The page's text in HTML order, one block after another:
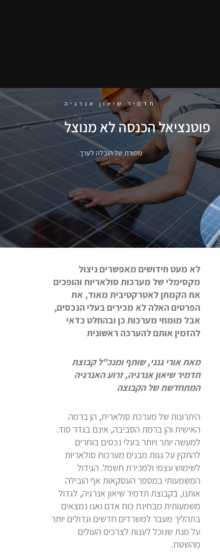
תדמיר שיאון אנרגיה
פוטנציאל הכנסה לא מנוצל
מסורת של הובלה לערך.
לא מעט חידושים מאפשרים ניצול
מקסימלי של מערכות סולאריות והופכים
את הקמתן לאטרקטיבית מאוד, את
הפרטים האלה לא מכירים בעלי הנכסים,
אבל מומחי מערכות כן ובהחלט כדאי
להזמין אותם להערכה ראשונית
מאת אורי גנני, שותף ומנכ"ל קבוצת
תדמיר שיאון אנרגיה, זרוע האנרגיה
המתחדשת של הקבוצה
היתרונות של מערכת סולארית, הן ברמה
האישית והן ברמת הסביבה, אינם בגדר סוד.
למעשה יותר ויותר בעלי נכסים בוחרים
להתקין על גגות מבנים מערכות סולאריות
לשימוש עצמי ולמכירת חשמל. הגידול
המשמעותי במספר העסקאות אף הובילה
אותנו, בקבוצת תדמיר שיאון אנרגיה, לגדול
משמעותית מבחינת כוח אדם ואנו נמצאים
בתהליך מעבר למשרדים חדשים וגדולים יותר
על מנת שנוכל לענות לצרכים העולים
מהשטח.